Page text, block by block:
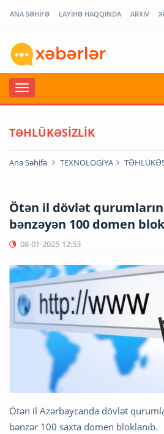
ANA SƏHİFƏ LAYİHƏ HAQQINDA ARXİV
TƏHLÜKƏSİZLİK
Ana Səhifə TEXNOLOGİYA
Ötən il dövlət
bənzəyən 100 domen
08-01-2025 12:53
Ötən il Azərbaycanda dövlət
bənzər 100 saxta domen bloklanıb.